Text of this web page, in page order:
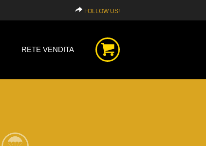
FOLLOW US!
RETE VENDITA